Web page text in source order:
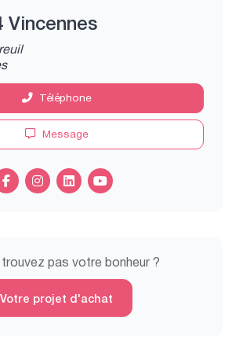
Téléphone
Message
pas votre bonheur ?
Votre projet d'achat